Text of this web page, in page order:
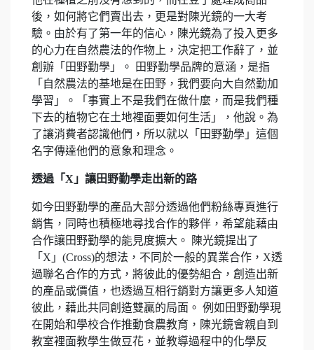
後，如何將它們賣出去，更是對陳光鏡的一大考
驗。由於有了第一年的信心，陳光鏡為了投入更多
的心力在自然農法的作物上，決定把工作辭了，並
創辦「田野勤學」。 田野勤學品牌的意涵，是指
「自然農法的基地是在田野，我們要向大自然勤加
學習」。「事實上不是我們在做什麼，而是我們種
下去的植物它在土地裡面要如何生活」，他說。為
了讓消費者認識他們，所以就以「田野勤學」這個
名字傳達他們的意象和理念。
透過「X」讓田野勤學走出新的路
如今田野勤學的產品大部分透過他們粉絲專頁進行
銷售，同時也積極地尋找合作的夥伴，希望能藉由
合作讓田野勤學的能見度擴大。 陳光鏡提出了
「X」(Cross)的想法，不同於一般的異業合作，X透
過聯名合作的方式，將彼此的優勢組合，創造出新
的產品或價值，也透過互相行銷對方讓更多人知道
彼此，藉此共同創造雙贏的局面。 例如田野勤學現
在開始和學校合作推動食農教育，陳光鏡會親自到
教室裡面教學生做豆花，並教導過程中的化學反